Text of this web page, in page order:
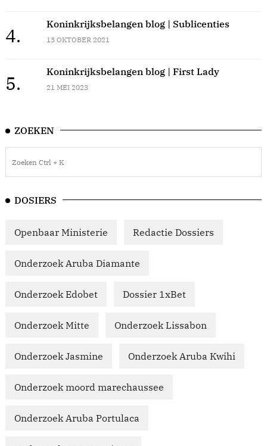
4.
Koninkrijksbelangen blog | Sublicenties
13 OKTOBER 2021
5.
Koninkrijksbelangen blog | First Lady
21 MEI 2023
ZOEKEN
DOSIERS
Openbaar Ministerie Redactie Dossiers
Onderzoek Aruba Diamante
Onderzoek Edobet Dossier 1xBet
Onderzoek Mitte Onderzoek Lissabon
Onderzoek Jasmine Onderzoek Aruba Kwihi
Onderzoek moord marechaussee
Onderzoek Aruba Portulaca